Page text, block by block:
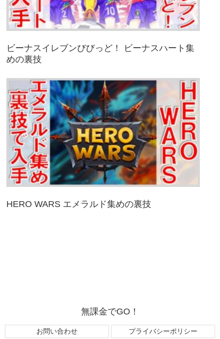
ビーナスイレブンびびっど！ ビーナスハート集
めの裏技
HERO WARS エメラルド集めの裏技
無課金でGO！
お問い合わせ プライバシーポリシー